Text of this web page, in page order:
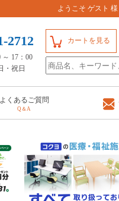
ようこそ ゲスト 様
カートを見る
2712
17：00
・祝日
よくあるご質問
Q＆A